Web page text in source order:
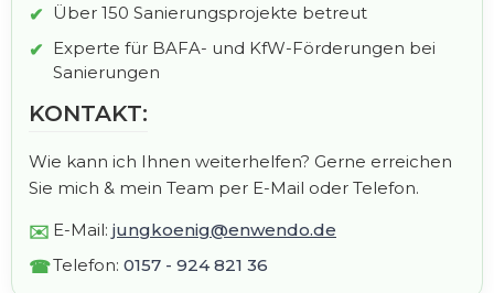
Über 150 Sanierungsprojekte betreut
Experte für BAFA- und KfW-Förderungen bei
Sanierungen
KONTAKT:
Wie kann ich Ihnen weiterhelfen? Gerne erreichen
Sie mich & mein Team per E-Mail oder Telefon.
E-Mail: jungkoenig@enwendo.de
Telefon: 0157 - 924 821 36